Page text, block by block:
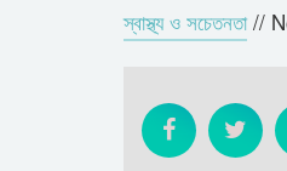
স্বাস্থ্য ও সচেতনতা //